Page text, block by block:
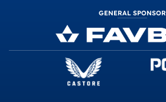
GENERAL SPONSOR